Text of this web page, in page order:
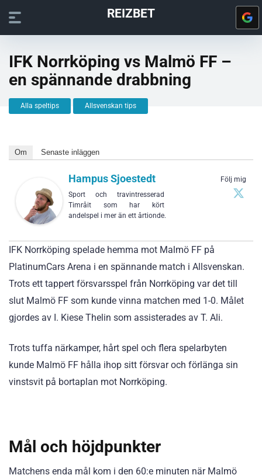
REIZBET
IFK Norrköping vs Malmö FF –
en spännande drabbning
Alla speltips Allsvenskan tips
Om Senaste inläggen
Följ mig
Hampus Sjoestedt
Sport och travintresserad
Timråit som har kört
andelspel i mer än ett årtionde.
IFK Norrköping spelade hemma mot Malmö FF på
PlatinumCars Arena i en spännande match i Allsvenskan.
Trots ett tappert försvarsspel från Norrköping var det till
slut Malmö FF som kunde vinna matchen med 1-0. Målet
gjordes av I. Kiese Thelin som assisterades av T. Ali.
Trots tuffa närkamper, hårt spel och flera spelarbyten
kunde Malmö FF hålla ihop sitt försvar och förlänga sin
vinstsvit på bortaplan mot Norrköping.
Mål och höjdpunkter
Matchens enda mål kom i den 60:e minuten när Malmö